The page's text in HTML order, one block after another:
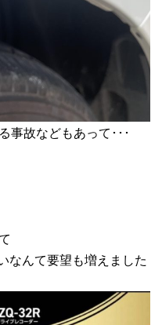
事故などもあって･･･
んて要望も増えました